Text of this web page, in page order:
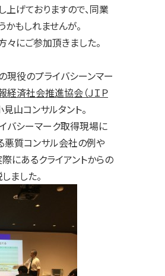
げておりますので、同業
もしれませんが。
にご参加頂きました。
現役のプライバシーンマー
経済社会推進協会（ＪＩＰ
山コンサルタント。
バシーマーク取得現場に
悪質コンサル会社の例や
にあるクライアントからの
ました。